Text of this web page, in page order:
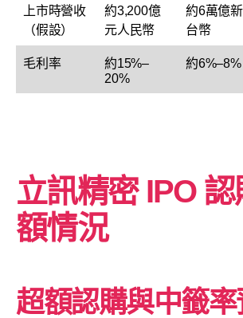
上市時營收
（假設）
約3,200億
元人民幣
約6萬億新
台幣
毛利率
約15%–
20%
約6%–8%
立訊精密IPO 認
額情況
超額認購與中籤率